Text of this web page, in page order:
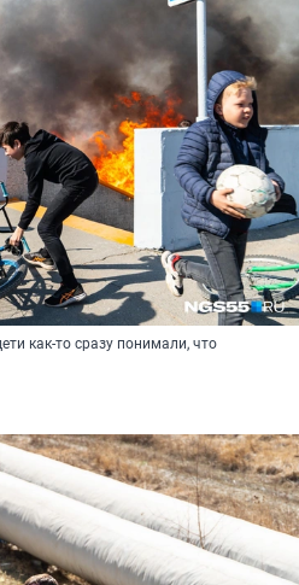
как-то сразу понимали, что